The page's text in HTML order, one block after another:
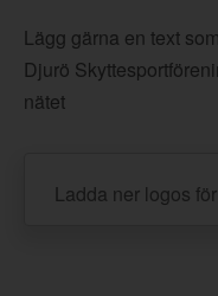
Lägg gärna en text
Djurö
nätet
Ladda ner logos